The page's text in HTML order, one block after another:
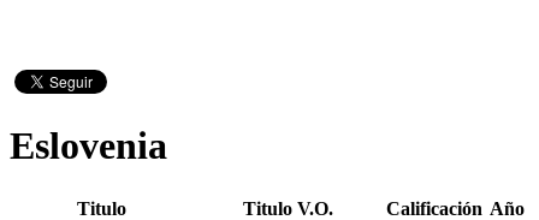
Eslovenia
Titulo Titulo V.O. Calificación Año